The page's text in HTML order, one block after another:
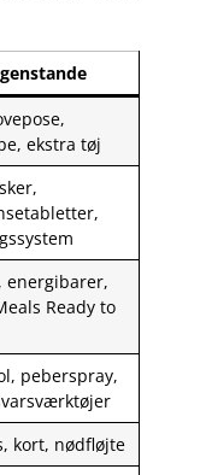
ekstra tøj
energibarer,
Ready to
peberspray,
kort, nødfløjte